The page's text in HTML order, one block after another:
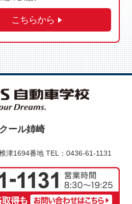
こちらから
ール姉崎
津1694番地 TEL：0436-61-1131